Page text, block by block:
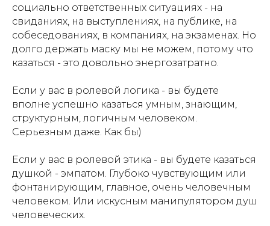
социально ответственных ситуациях - на
свиданиях, на выступлениях, на публике, на
собеседованиях, в компаниях, на экзаменах. Но
долго держать маску мы не можем, потому что
казаться - это довольно энергозатратно.
Если у вас в ролевой логика - вы будете
вполне успешно казаться умным, знающим,
структурным, логичным человеком.
Серьезным даже. Как бы)
Если у вас в ролевой этика - вы будете казаться
душкой - эмпатом. Глубоко чувствующим или
фонтанирующим, главное, очень человечным
человеком. Или искусным манипулятором душ
человеческих.